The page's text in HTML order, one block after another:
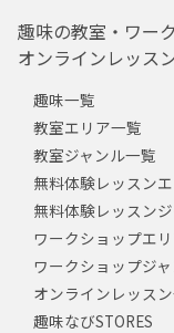
趣味の教室・ワー
オンラインレッス
趣味一覧
教室エリア一覧
教室ジャンル一覧
無料体験レッスン
無料体験レッスン
ワークショップエ
ワークショップジ
オンラインレッス
趣味なびSTORES